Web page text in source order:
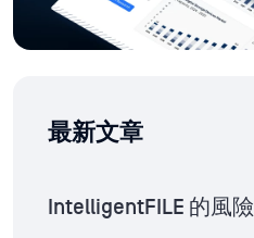
最新文章
IntelligentFILE 的風險